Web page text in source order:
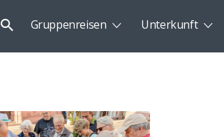
Gruppenreisen Unterkunft